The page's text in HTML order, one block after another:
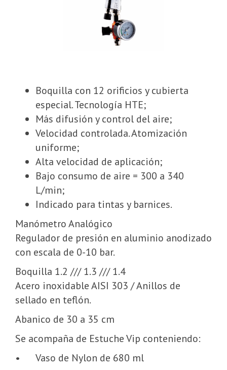
Boquilla con 12 orificios y cubierta
especial. Tecnología HTE;
Más difusión y control del aire;
Velocidad controlada. Atomización
uniforme;
Alta velocidad de aplicación;
Bajo consumo de aire = 300 a 340
L/min;
Indicado para tintas y barnices.
Manómetro Analógico
Regulador de presión en aluminio anodizado
con escala de 0-10 bar.
Boquilla 1.2 /// 1.3 /// 1.4
Acero inoxidable AISI 303 / Anillos de
sellado en teflón.
Abanico de 30 a 35 cm
Se acompaña de Estuche Vip conteniendo:
•
Vaso de Nylon de 680 ml